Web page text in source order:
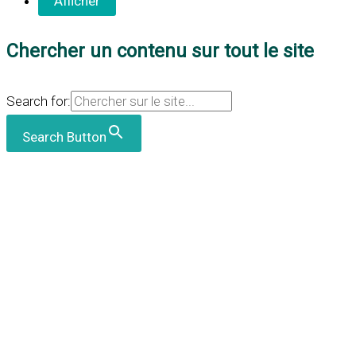
Chercher un contenu sur tout le site
Search for:
Search Button